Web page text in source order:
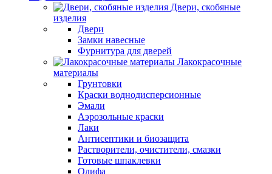
Двери, скобяные
изделия
Двери
Замки навесные
Фурнитура для дверей
Лакокрасочные
материалы
Грунтовки
Краски воднодисперсионные
Эмали
Аэрозольные краски
Лаки
Антисептики и биозащита
Растворители, очистители, смазки
Готовые шпаклевки
Олифа